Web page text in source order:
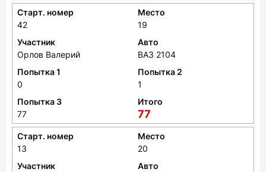
Старт. номер
42
Место
19
Участник
Орлов Валерий
Авто
ВАЗ 2104
Попытка 1
0
Попытка 2
1
Попытка 3
77
Итого
77
Старт. номер
13
Место
20
Участник
Авто